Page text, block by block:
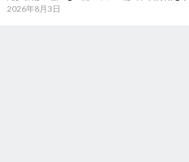
2026年8月3日